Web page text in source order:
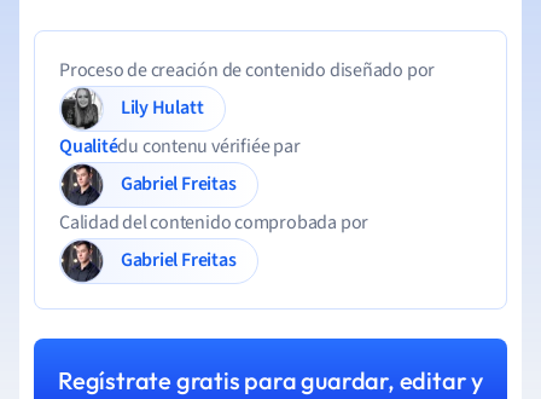
Proceso de creación de contenido diseñado por
Lily Hulatt
Qualitédu contenu vérifiée par
Gabriel Freitas
Calidad del contenido comprobada por
Gabriel Freitas
Regístrate gratis para guardar, editar y